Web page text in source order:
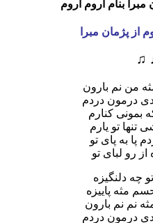
بنام آروم آروم
از پژمان مبرا
من نم بارون
درمون دردم
کنارم
تو یارم
پا به پای تو
رو لبای تو
چه دلنگیزه
مثه پاییزه
نم نم بارون
درمون دردم